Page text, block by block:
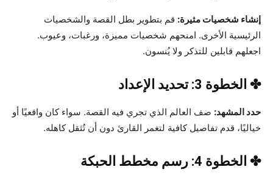
إنشاء شخصيات مثيرة: قم بتطوير بطل القصة والشخصيات
الرئيسية الأخرى. امنحهم شخصيات مميزة، ورغبات، وعيوب.
اجعلهم قابلين للتذكر ولا يُنسون.
✤ الخطوة 3: تحديد الإعداد
حدد المشهد: صف العالم الذي تجري فيه القصة. سواء كان واقعيًا أو
خياليًا، قدم تفاصيل كافية لتغمر القارئ دون أن تُثقل كاهله.
✤ الخطوة 4: رسم مخطط الحبكة